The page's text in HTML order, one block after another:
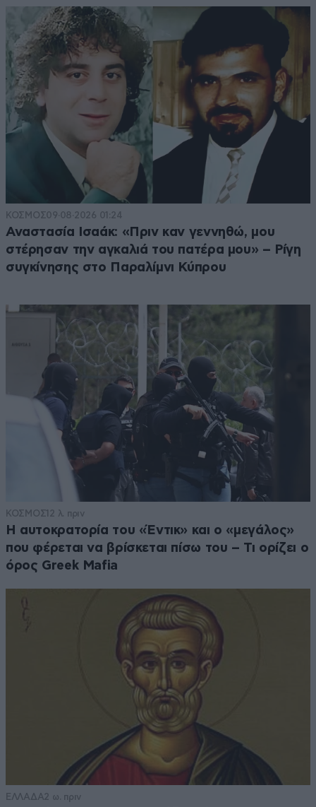
ΚΟΣΜΟΣ09·08·2026 01:24
Αναστασία Ισαάκ: «Πριν καν γεννηθώ, μου
στέρησαν την αγκαλιά του πατέρα μου» – Ρίγη
συγκίνησης στο Παραλίμνι Κύπρου
ΚΟΣΜΟΣ12 λ. πριν
Η αυτοκρατορία του «Έντικ» και ο «μεγάλος»
που φέρεται να βρίσκεται πίσω του – Τι ορίζει ο
όρος Greek Mafia
ΕΛΛΑΔΑ2 ω. πριν